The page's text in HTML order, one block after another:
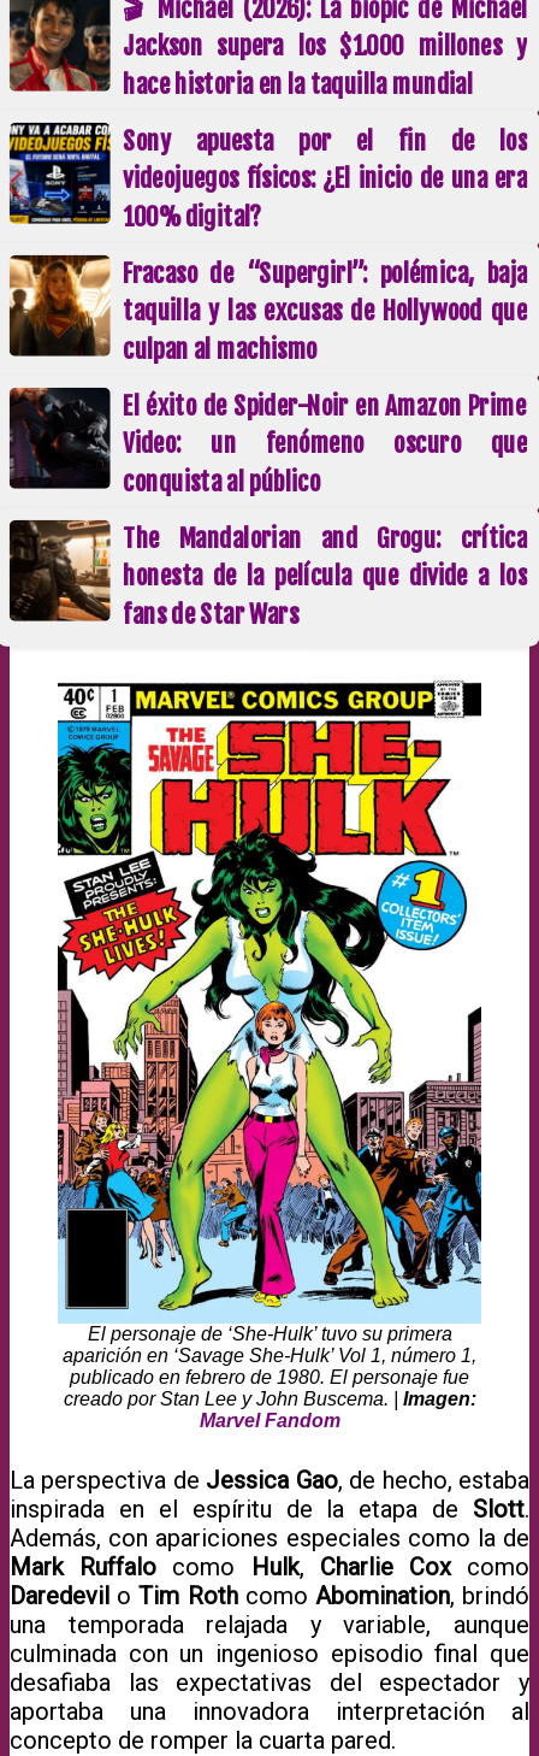
🎬 Michael (2026): La biopic de Michael
Jackson supera los $1.000 millones y
hace historia en la taquilla mundial
Sony apuesta por el fin de los
videojuegos físicos: ¿El inicio de una era
100% digital?
Fracaso de “Supergirl”: polémica, baja
taquilla y las excusas de Hollywood que
culpan al machismo
El éxito de Spider-Noir en Amazon Prime
Video: un fenómeno oscuro que
conquista al público
The Mandalorian and Grogu: crítica
honesta de la película que divide a los
fans de Star Wars
El personaje de ‘She-Hulk’ tuvo su primera
aparición en ‘Savage She-Hulk’ Vol 1, número 1,
publicado en febrero de 1980. El personaje fue
creado por Stan Lee y John Buscema. | Imagen:
Marvel Fandom
La perspectiva de Jessica Gao, de hecho, estaba
inspirada en el espíritu de la etapa de Slott.
Además, con apariciones especiales como la de
Mark Ruffalo como Hulk, Charlie Coxcomo
Daredevil oTim Rothcomo Abomination, brindó
una temporada relajada y variable, aunque
culminada con un ingenioso episodio final que
desafiaba las expectativas del espectador y
aportaba una innovadora interpretación al
concepto de romper la cuarta pared.